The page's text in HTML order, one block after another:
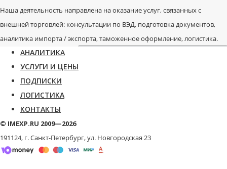
Наша деятельность направлена на оказание услуг, связанных с
внешней торговлей: консультации по ВЭД, подготовка документов,
аналитика импорта / экспорта, таможенное оформление, логистика.
АНАЛИТИКА
УСЛУГИ И ЦЕНЫ
ПОДПИСКИ
ЛОГИСТИКА
КОНТАКТЫ
© IMEXP.RU 2009—2026
191124, г. Санкт-Петербург,ул. Новгородская 23